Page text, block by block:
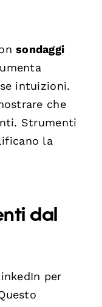
sondaggi
intuizioni.
che
Strumenti
la
dal
per